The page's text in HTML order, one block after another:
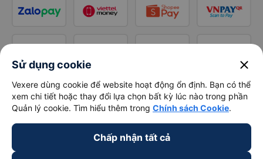
Sử dụng cookie close
Vexere dùng cookie để website hoạt động ổn định. Bạn có thể
xem chi tiết hoặc thay đổi lựa chọn bất kỳ lúc nào trong phần
Quản lý cookie. Tìm hiểu thêm trong Chính sách Cookie.
Chấp nhận tất cả